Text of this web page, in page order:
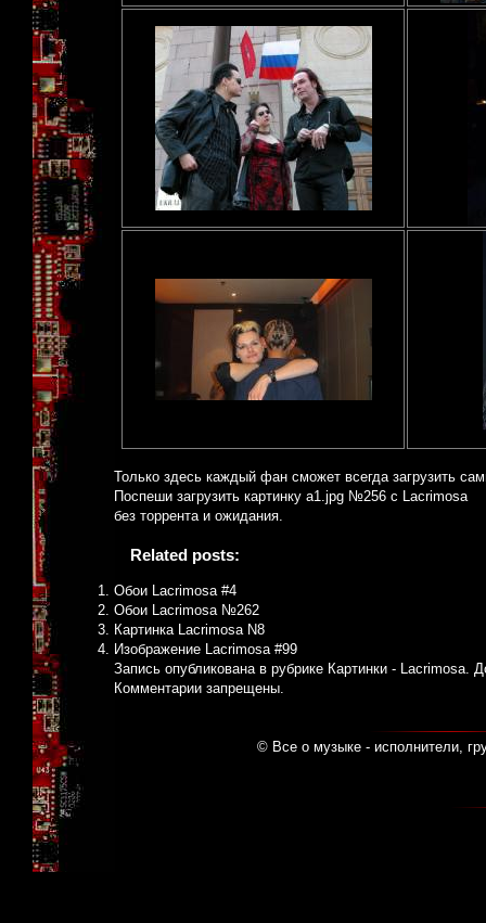
Только здесь каждый фан сможет всегда загрузить
Поспеши загрузить картинку a1.jpg №256 с Lacrimosa
без торрента и ожидания.
Related posts:
Обои Lacrimosa #4
Обои Lacrimosa №262
Картинка Lacrimosa N8
Изображение Lacrimosa #99
Запись опубликована в рубрике Картинки - Lacrimosa.
Комментарии запрещены.
© Все о музыке - исполнители,